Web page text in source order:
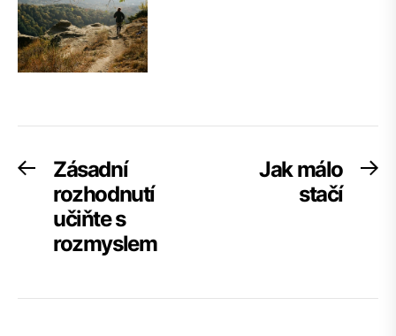
Navigace
pro
příspěvek
Previous
post:
Zásadní
rozhodnutí
učiňte s
rozmyslem
Jak málo
stačí